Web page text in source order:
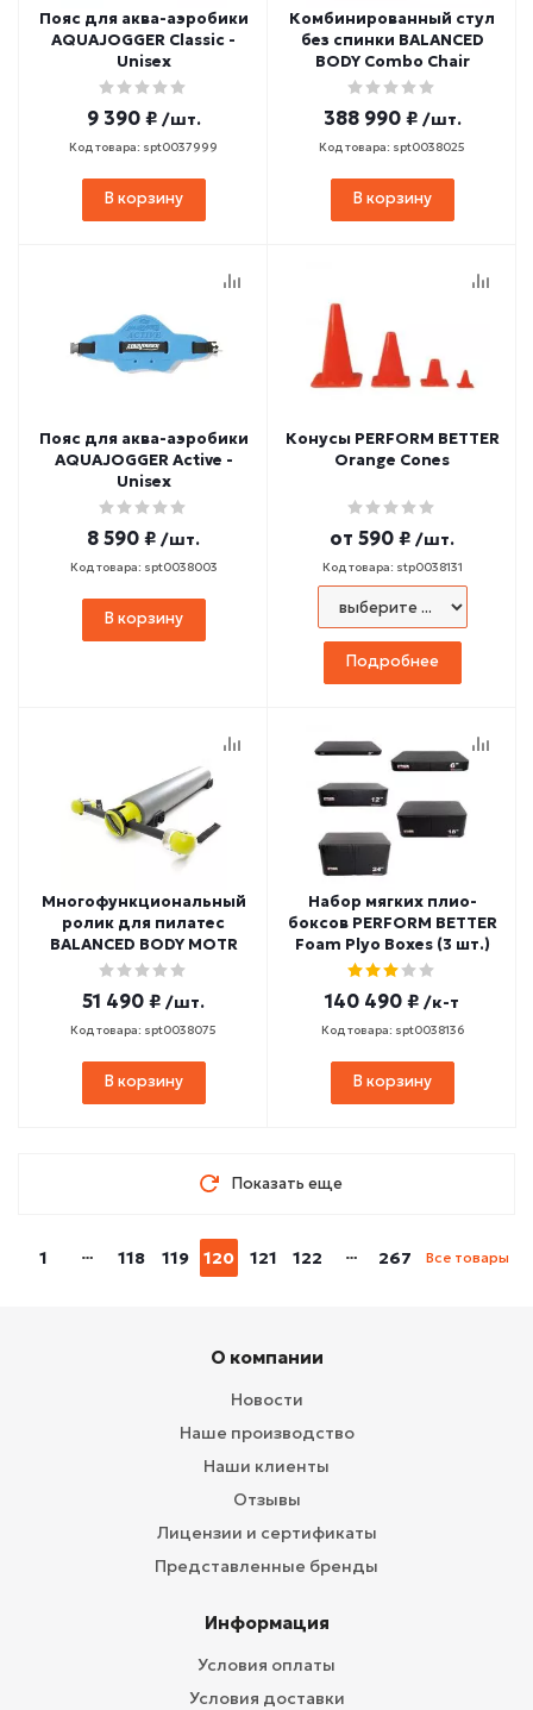
Пояс для аква-аэробики
AQUAJOGGER Classic -
Unisex
9 390 ₽ /шт.
Код товара: spt0037999
В корзину
Комбинированный стул
без спинки BALANCED
BODY Combo Chair
388 990 ₽ /шт.
Код товара: spt0038025
В корзину
Пояс для аква-аэробики
AQUAJOGGER Active -
Unisex
8 590 ₽ /шт.
Код товара: spt0038003
В корзину
Конусы PERFORM BETTER
Orange Cones
от 590 ₽ /шт.
Код товара: stp0038131
Подробнее
Многофункциональный
ролик для пилатес
BALANCED BODY MOTR
51 490 ₽ /шт.
Код товара: spt0038075
В корзину
Набор мягких плио-
боксов PERFORM BETTER
Foam Plyo Boxes (3 шт.)
140 490 ₽ /к-т
Код товара: spt0038136
В корзину
Показать еще
1 118 119 120 121 122 267 Все товары
О компании
Новости
Наше производство
Наши клиенты
Отзывы
Лицензии и сертификаты
Представленные бренды
Информация
Условия оплаты
Условия доставки